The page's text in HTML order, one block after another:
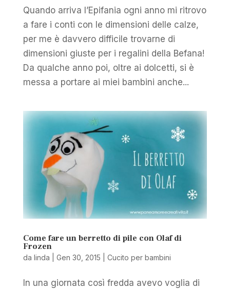
Quando arriva l’Epifania ogni anno mi ritrovo
a fare i conti con le dimensioni delle calze,
per me è davvero difficile trovarne di
dimensioni giuste per i regalini della Befana!
Da qualche anno poi, oltre ai dolcetti, si è
messa a portare ai miei bambini anche...
Come fare un berretto di pile con Olaf di
Frozen
da linda Gen 30, 2015 Cucito per bambini
In una giornata così fredda avevo voglia di